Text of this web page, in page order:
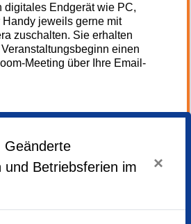
digitales Endgerät wie PC,
Handy jeweils gerne mit
zuschalten. Sie erhalten
einen
Meeting über Ihre Email-
kostenfrei dank der Förderung
Stiftung.
e.V.
16.00 - 17.15 Uhr
Geänderte
und Betriebsferien im
×